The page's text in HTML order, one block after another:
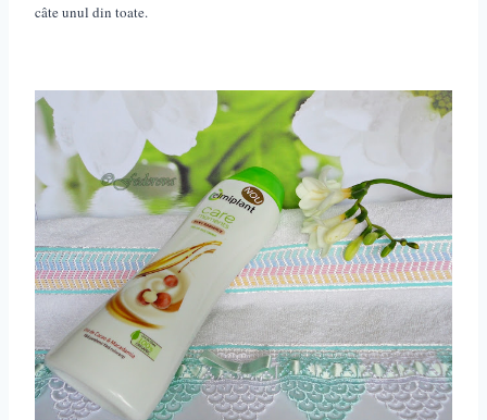
câte unul din toate.